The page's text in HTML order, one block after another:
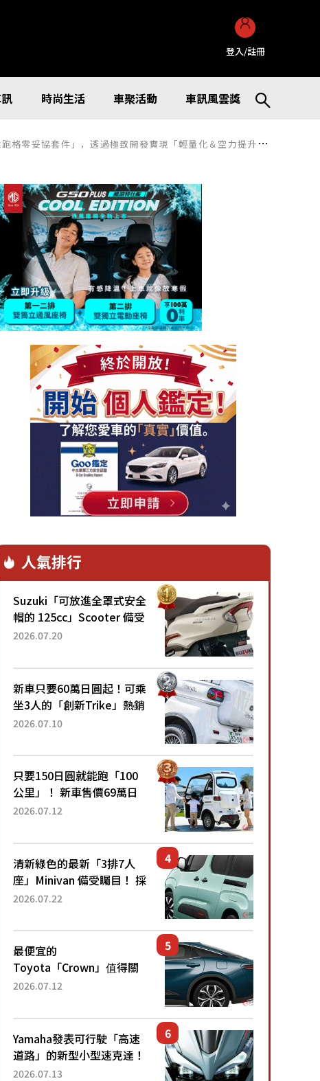
登入/註冊
時尚生活 車聚活動 車訊風雲獎
現「輕量化＆空力提升」！MUGEN 也正式發表旗下「Group.B」系列商品
人氣排行
Suzuki「可放進全罩式安全
帽的 125cc」Scooter 備受
矚目！採用全新流線設計與
已陸續開始出口的新款
「B...
2026.07.20
新車只要60萬日圓起！可乘
坐3人的「創新Trike」熱銷
大賣成為人氣車款！「養車
日圓就能跑100公里」「小
朋友坐得...
2026.07.10
只要150日圓就能跑「100
公里」！ 新車售價69萬日
圓的「3人座」Trike大受歡
為何能迅速熱賣？
2026.07.12
清新綠色的最新「3排7人
座」Minivan 備受矚目！ 採
用全長4.7公尺剛剛好的車
還推出467萬元日圓起的5
人座版...
2026.07.22
最便宜的
Toyota「Crown」值得關
注！ 搭載4WD、每公升
眼！ 配備豐富、超越售價
水準，堪稱高CP值代表的
「...
2026.07.12
Yamaha發表可行駛「高速
道路」的新型小型速克達！
搭載能享受超強勁「渦輪
2026.07.13